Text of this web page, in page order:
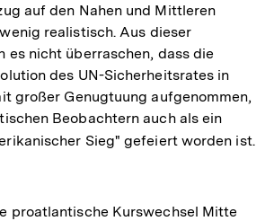
auf den Nahen und Mittleren
realistisch. Aus dieser
es nicht überraschen, dass die
des UN-Sicherheitsrates in
großer Genugtuung aufgenommen,
Beobachtern auch als ein
Sieg" gefeiert worden ist.
proatlantische Kurswechsel Mitte